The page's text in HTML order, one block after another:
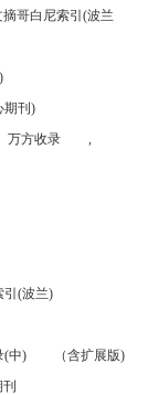
哥白尼索引(波兰
期刊)
万方收录
,
引(波兰)
(中)
（含扩展版)